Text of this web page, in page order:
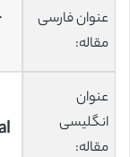
عنوان فارسی
مقاله:
عنوان
انگلیسی
مقاله: